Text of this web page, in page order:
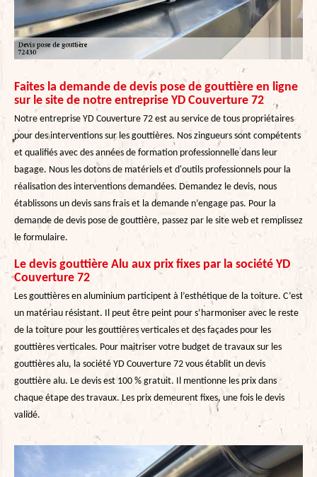
Faites la demande de devis pose de gouttière en ligne
sur le site de notre entreprise YD Couverture 72
Notre entreprise YD Couverture 72 est au service de tous propriétaires
pour des interventions sur les gouttières. Nos zingueurs sont compétents
et qualifiés avec des années de formation professionnelle dans leur
bagage. Nous les dotons de matériels et d'outils professionnels pour la
réalisation des interventions demandées. Demandez le devis, nous
établissons un devis sans frais et la demande n’engage pas. Pour la
demande de devis pose de gouttière, passez par le site web et remplissez
le formulaire.
Le devis gouttière Alu aux prix fixes par la société YD
Couverture 72
Les gouttières en aluminium participent à l’esthétique de la toiture. C’est
un matériau résistant. Il peut être peint pour s’harmoniser avec le reste
de la toiture pour les gouttières verticales et des façades pour les
gouttières verticales. Pour maitriser votre budget de travaux sur les
gouttières alu, la société YD Couverture 72 vous établit un devis
gouttière alu. Le devis est 100 % gratuit. Il mentionne les prix dans
chaque étape des travaux. Les prix demeurent fixes, une fois le devis
validé.